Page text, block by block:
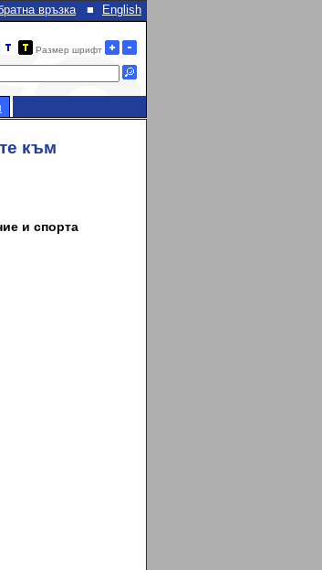
English
връзка ■
Размер шрифт
към
и спорта